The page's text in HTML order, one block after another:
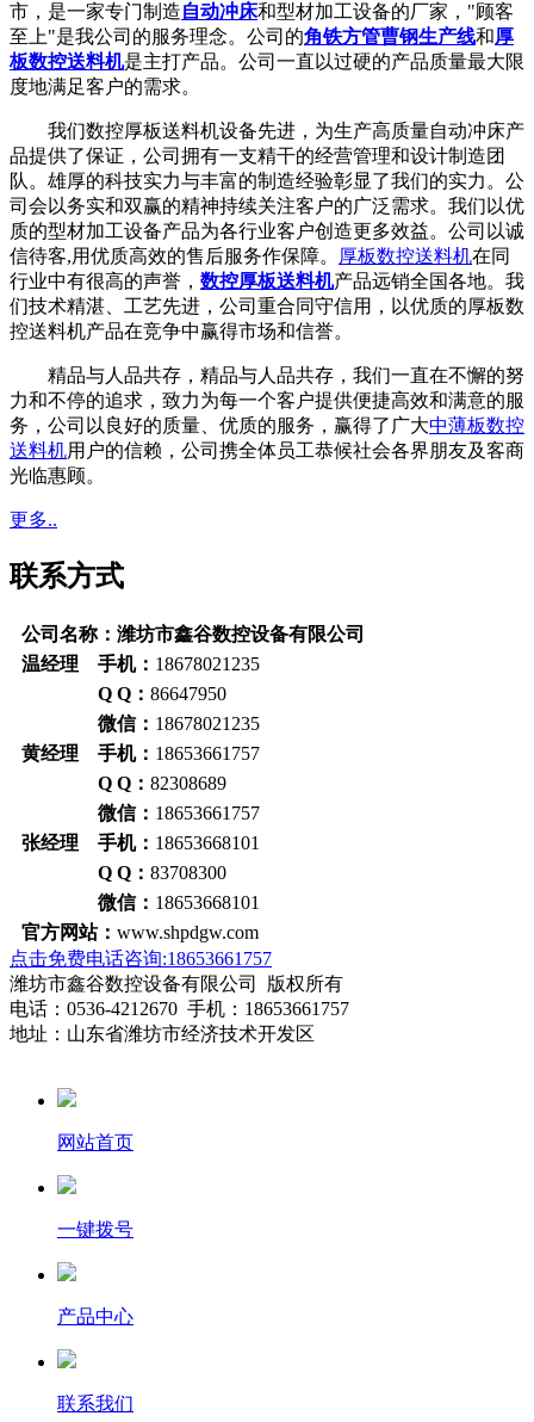
市，是一家专门制造自动冲床和型材加工设备的厂家，"顾客
至上"是我公司的服务理念。公司的角铁方管曹钢生产线和厚
板数控送料机是主打产品。公司一直以过硬的产品质量最大限
度地满足客户的需求。
我们数控厚板送料机设备先进，为生产高质量自动冲床产
品提供了保证，公司拥有一支精干的经营管理和设计制造团
队。雄厚的科技实力与丰富的制造经验彰显了我们的实力。公
司会以务实和双赢的精神持续关注客户的广泛需求。我们以优
质的型材加工设备产品为各行业客户创造更多效益。公司以诚
信待客,用优质高效的售后服务作保障。 厚板数控送料机在同
行业中有很高的声誉， 数控厚板送料机产品远销全国各地。我
们技术精湛、工艺先进，公司重合同守信用，以优质的厚板数
控送料机产品在竞争中赢得市场和信誉。
精品与人品共存，精品与人品共存，我们一直在不懈的努
力和不停的追求，致力为每一个客户提供便捷高效和满意的服
务，公司以良好的质量、优质的服务，赢得了广大中薄板数控
送料机用户的信赖，公司携全体员工恭候社会各界朋友及客商
光临惠顾。
更多..
联系方式
公司名称：潍坊市鑫谷数控设备有限公司
温经理 手机： 18678021235
Q Q： 86647950
微信： 18678021235
黄经理 手机： 18653661757
Q Q： 82308689
微信： 18653661757
张经理 手机： 18653668101
Q Q： 83708300
微信： 18653668101
官方网站： www.shpdgw.com
点击免费电话咨询:18653661757
潍坊市鑫谷数控设备有限公司 版权所有
电话：0536-4212670 手机：18653661757
地址：山东省潍坊市经济技术开发区
网站首页
一键拨号
产品中心
联系我们